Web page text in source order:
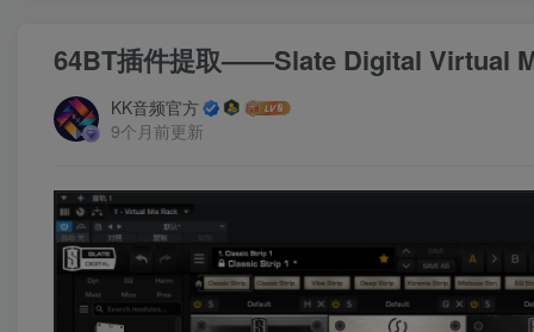
64BT插件提取——Slate Digital Virtual
KK音频官方
9个月前更新
带来极
6.声卡